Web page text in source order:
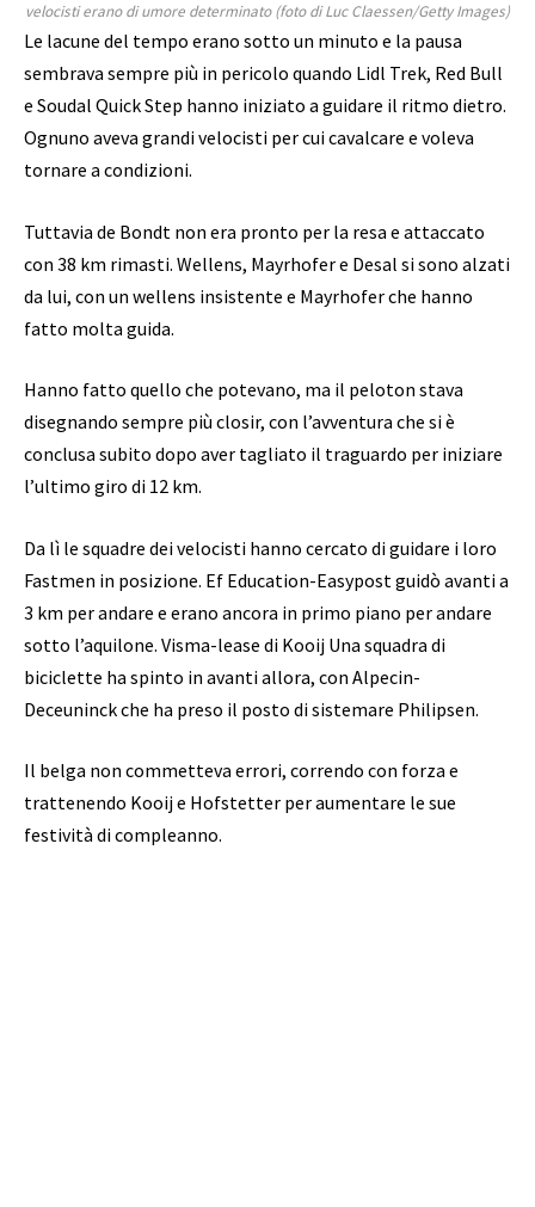
velocisti erano di umore determinato (foto di Luc Claessen/Getty Images)
Le lacune del tempo erano sotto un minuto e la pausa
sembrava sempre più in pericolo quando Lidl Trek, Red Bull
e Soudal Quick Step hanno iniziato a guidare il ritmo dietro.
Ognuno aveva grandi velocisti per cui cavalcare e voleva
tornare a condizioni.
Tuttavia de Bondt non era pronto per la resa e attaccato
con 38 km rimasti. Wellens, Mayrhofer e Desal si sono alzati
da lui, con un wellens insistente e Mayrhofer che hanno
fatto molta guida.
Hanno fatto quello che potevano, ma il peloton stava
disegnando sempre più closir, con l’avventura che si è
conclusa subito dopo aver tagliato il traguardo per iniziare
l’ultimo giro di 12 km.
Da lì le squadre dei velocisti hanno cercato di guidare i loro
Fastmen in posizione. Ef Education-Easypost guidò avanti a
3 km per andare e erano ancora in primo piano per andare
sotto l’aquilone. Visma-lease di Kooij Una squadra di
biciclette ha spinto in avanti allora, con Alpecin-
Deceuninck che ha preso il posto di sistemare Philipsen.
Il belga non commetteva errori, correndo con forza e
trattenendo Kooij e Hofstetter per aumentare le sue
festività di compleanno.